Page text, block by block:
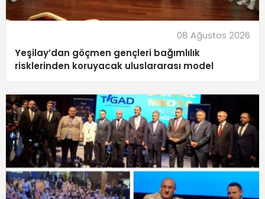
08 Ağustos 2026
Yeşilay’dan göçmen gençleri bağımlılık
risklerinden koruyacak uluslararası model